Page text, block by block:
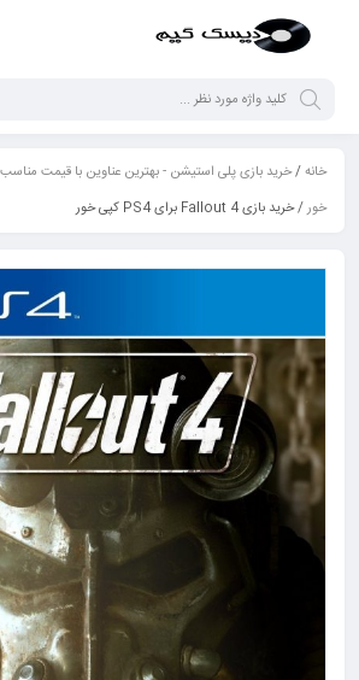
خانه/خرید بازی پلی استیشن - بهترین عناوین با قیمت مناسب
خور/ خرید بازی Fallout 4 برای PS4 کپی خور